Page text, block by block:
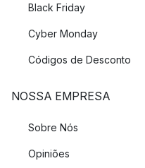
Black Friday
Cyber Monday
Códigos de Desconto
NOSSA EMPRESA
Sobre Nós
Opiniões